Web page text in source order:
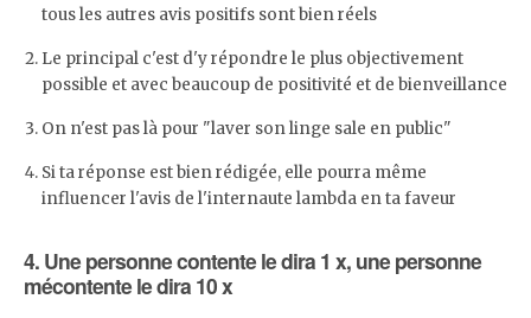
tous les autres avis positifs sont bien réels
Le principal c'est d'y répondre le plus objectivement
possible et avec beaucoup de positivité et de bienveillance
On n'est pas là pour "laver son linge sale en public"
Si ta réponse est bien rédigée, elle pourra même
influencer l'avis de l'internaute lambda en ta faveur
4. Une personne contente le dira 1 x, une personne
mécontente le dira 10 x